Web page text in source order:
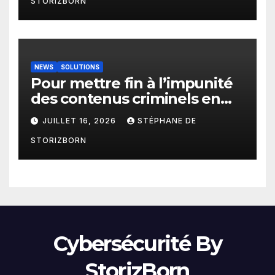
contre les bots modernes
NEWS SOLUTIONS
Pour mettre fin à l’impunité
des contenus criminels en
ligne : Moderering met
gratuitement sa technologie
de détection à disposition de
toutes les agences
JUILLET 16, 2026 STÉPHANE DE
STORIZBORN
Cybersécurité By